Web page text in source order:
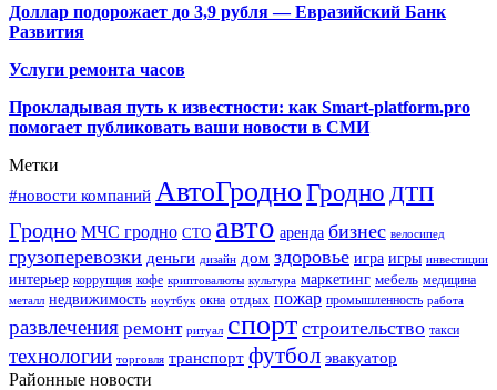
Доллар подорожает до 3,9 рубля — Евразийский Банк
Развития
Услуги ремонта часов
Прокладывая путь к известности: как Smart-platform.pro
помогает публиковать ваши новости в СМИ
Метки
#новости компаний АвтоГродноГродно ДТП
Гродно МЧС гродно СТО авто аренда бизнес велосипед
грузоперевозки деньги дизайн дом здоровье игра игры инвестиции
интерьер коррупция кофе криптовалюты культура маркетинг мебель медицина
металл недвижимость ноутбук окна отдых пожар промышленность работа
развлечения ремонт ритуал спорт строительство такси
технологии торговля транспорт футбол эвакуатор
Районные новости